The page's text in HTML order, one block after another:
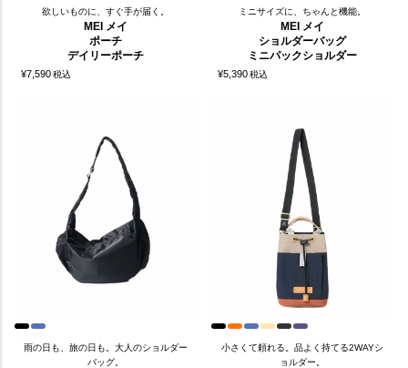
欲しいものに、すぐ手が届く。
MEI メイ
ポーチ
デイリーポーチ
¥7,590税込
ミニサイズに、ちゃんと機能。
MEI メイ
ショルダーバッグ
ミニパックショルダー
¥5,390税込
雨の日も、旅の日も。大人のショルダー
バッグ。
小さくて頼れる。品よく持てる2WAYシ
ョルダー。